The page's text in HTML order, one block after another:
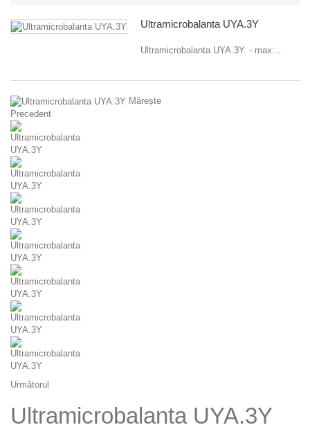
Ultramicrobalanta UYA.3Y
Ultramicrobalanta UYA.3Y. - max:...
Mărește
Precedent
Următorul
Ultramicrobalanta UYA.3Y